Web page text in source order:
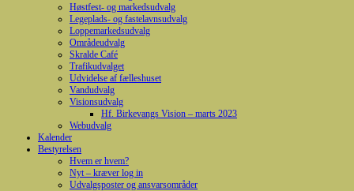
Høstfest- og markedsudvalg
Legeplads- og fastelavnsudvalg
Loppemarkedsudvalg
Områdeudvalg
Skralde Café
Trafikudvalget
Udvidelse af fælleshuset
Vandudvalg
Visionsudvalg
Hf. Birkevangs Vision – marts 2023
Webudvalg
Kalender
Bestyrelsen
Hvem er hvem?
Nyt – kræver log in
Udvalgsposter og ansvarsområder